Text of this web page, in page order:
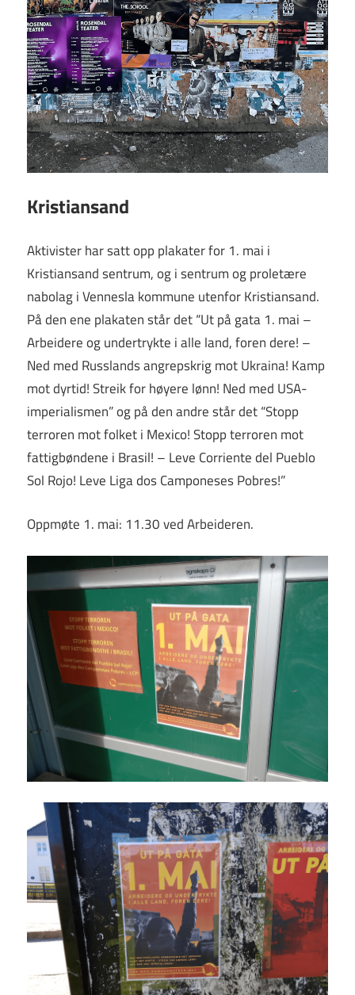
Kristiansand
Aktivister har satt opp plakater for 1. mai i
Kristiansand sentrum, og i sentrum og proletære
nabolag i Vennesla kommune utenfor Kristiansand.
På den ene plakaten står det “Ut på gata 1. mai –
Arbeidere og undertrykte i alle land, foren dere! –
Ned med Russlands angrepskrig mot Ukraina! Kamp
mot dyrtid! Streik for høyere lønn! Ned med USA-
imperialismen” og på den andre står det “Stopp
terroren mot folket i Mexico! Stopp terroren mot
fattigbøndene i Brasil! – Leve Corriente del Pueblo
Sol Rojo! Leve Liga dos Camponeses Pobres!”
Oppmøte 1. mai: 11.30 ved Arbeideren.